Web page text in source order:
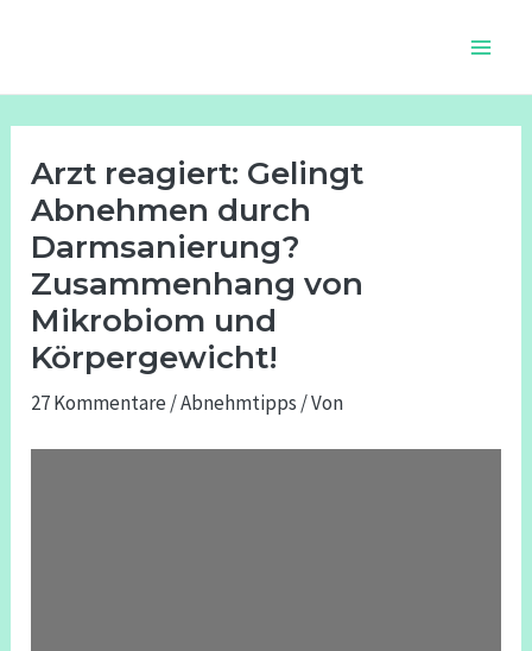
Arzt reagiert: Gelingt
Abnehmen durch
Darmsanierung?
Zusammenhang von
Mikrobiom und
Körpergewicht!
27 Kommentare /Abnehmtipps / Von